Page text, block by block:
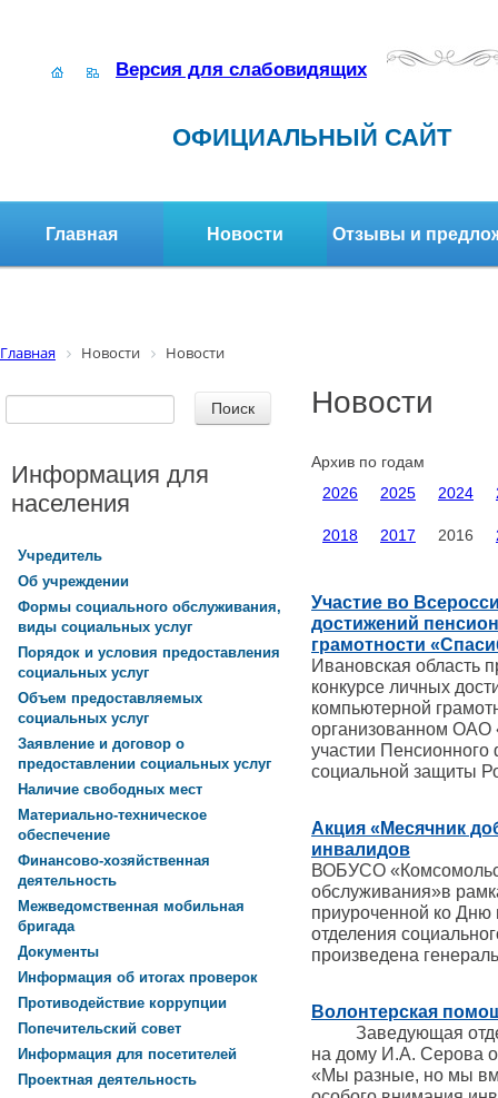
Версия для слабовидящих
ОФИЦИАЛЬНЫЙ САЙТ
Главная Новости Отзывы и
Главная Новости Новости
Новости
Архив по годам
2026
2025 2024
2018 2017 2016
Участие во
достижений
грамотности
Ивановская область
конкурсе личных
компьютерной
организованном ОАО
участии
социальной защиты
Акция «Месячник
инвалидов
ВОБУСО
обслуживания»в
приуроченной ко
отделения
произведена
Волонтерская
Заведующая
на дому И.А. Серова
«Мы разные, но мы
Информация для
населения
Учредитель
Об учреждении
Формы социального обслуживания,
виды социальных услуг
Порядок и условия предоставления
социальных услуг
Объем предоставляемых
социальных услуг
Заявление и договор о
предоставлении социальных услуг
Наличие свободных мест
Материально-техническое
обеспечение
Финансово-хозяйственная
деятельность
Межведомственная мобильная
бригада
Документы
Информация об итогах проверок
Противодействие коррупции
Попечительский совет
Информация для посетителей
Проектная деятельность